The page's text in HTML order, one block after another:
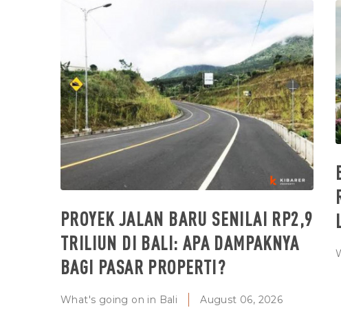
PROYEK JALAN BARU SENILAI RP2,9
TRILIUN DI BALI: APA DAMPAKNYA
BAGI PASAR PROPERTI?
What's going on in Bali August 06, 2026